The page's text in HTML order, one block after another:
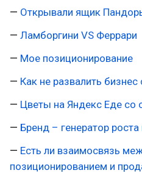
— Открывали ящик
— Ламборгини VS Феррари
— Мое позиционирование
— Как не развалить
— Цветы на Яндекс Еде со
— Бренд – генератор
— Есть ли взаимосвязь
позиционированием и